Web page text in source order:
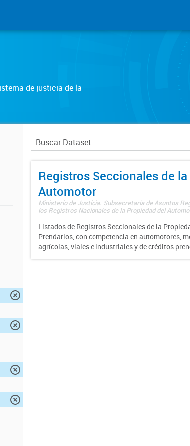
de justicia de la
Registros Seccionales de
Automotor
Ministerio de Justicia. Subsecretaría de Asuntos
los Registros Nacionales de la Propiedad del
Listados de Registros Seccionales de la
Prendarios, con competencia en automotores,
agrícolas, viales e industriales y de créditos